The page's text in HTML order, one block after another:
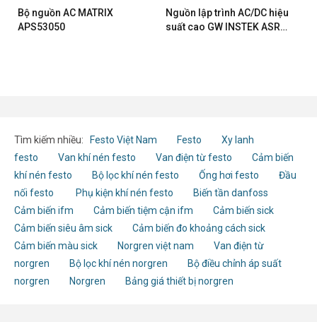
Bộ nguồn AC MATRIX
APS53050
Nguồn lập trình AC/DC hiệu
suất cao GW INSTEK ASR-
Tìm kiếm nhiều: Festo Việt Nam Festo
Xy lanh
festo
Van khí nén festo Van điện từ festo
Cảm biến
khí nén festo
Bộ lọc khí nén festo Ống hơi festo
Đầu
nối festo
Phụ kiện khí nén festo
Biến tần danfoss
Cảm biến ifm
Cảm biến tiệm cận ifm
Cảm biến sick
Cảm biến siêu âm sick
Cảm biến đo khoảng cách sick
Cảm biến màu sick
Norgren việt nam
Van điện từ
norgren
Bộ lọc khí nén norgren
Bộ điều chỉnh áp suất
norgren
Norgren Bảng giá thiết bị norgren